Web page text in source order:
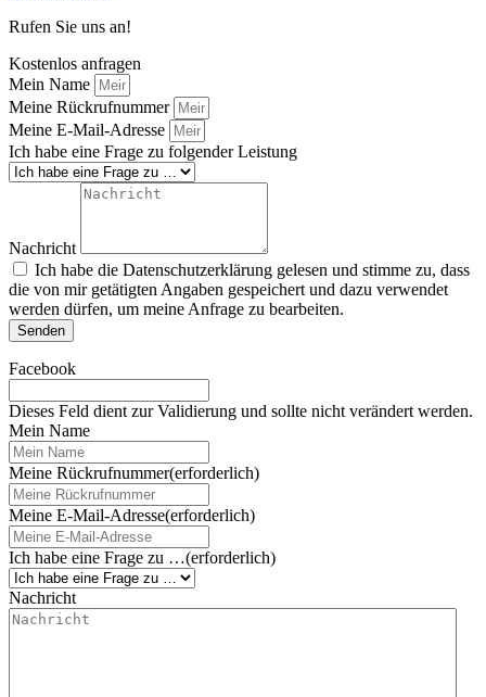
Rufen Sie uns an!
Kostenlos anfragen
Mein Name
Meine Rückrufnummer
Meine E-Mail-Adresse
Ich habe eine Frage zu folgender Leistung
Nachricht
Ich habe die Datenschutzerklärung gelesen und stimme zu, dass
die von mir getätigten Angaben gespeichert und dazu verwendet
werden dürfen, um meine Anfrage zu bearbeiten.
Senden
Facebook
Dieses Feld dient zur Validierung und sollte nicht verändert werden.
Mein Name
Meine Rückrufnummer(erforderlich)
Meine E-Mail-Adresse(erforderlich)
Ich habe eine Frage zu …(erforderlich)
Nachricht